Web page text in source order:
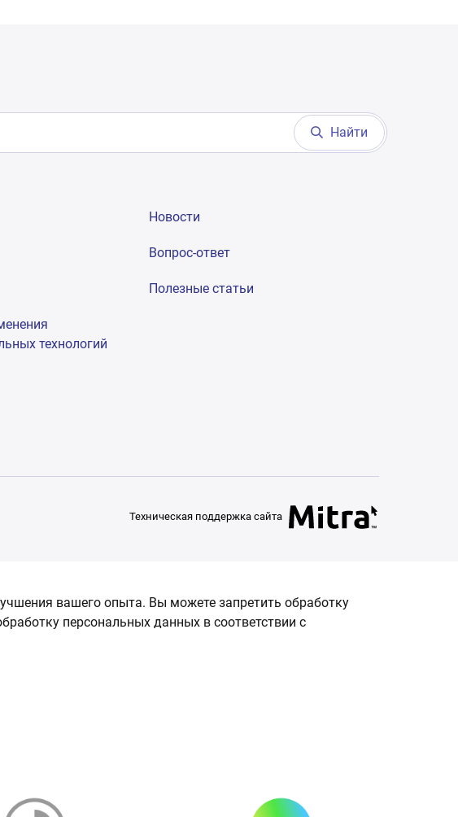
Найти
технологий
Новости
Вопрос-ответ
Полезные статьи
Техническая поддержка сайта
вашего опыта. Вы можете запретить обработку
персональных данных в соответствии с